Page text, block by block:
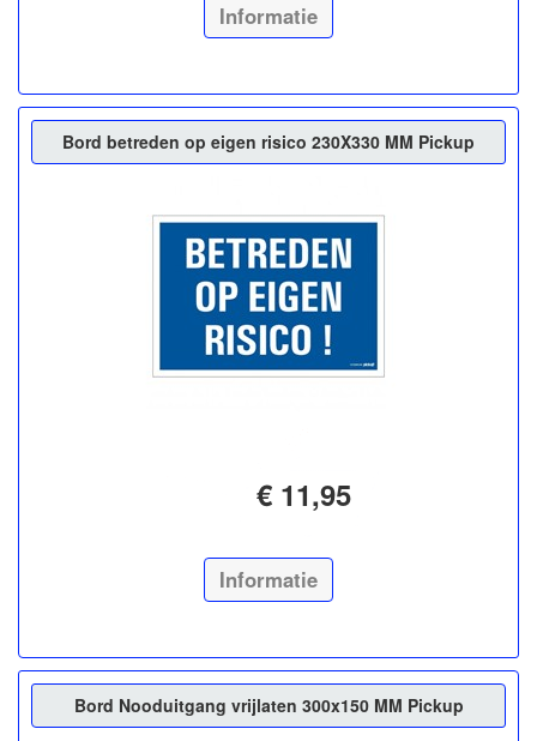
Informatie
Bord betreden op eigen risico 230X330 MM Pickup
€ 11,95
Informatie
Bord Nooduitgang vrijlaten 300x150 MM Pickup